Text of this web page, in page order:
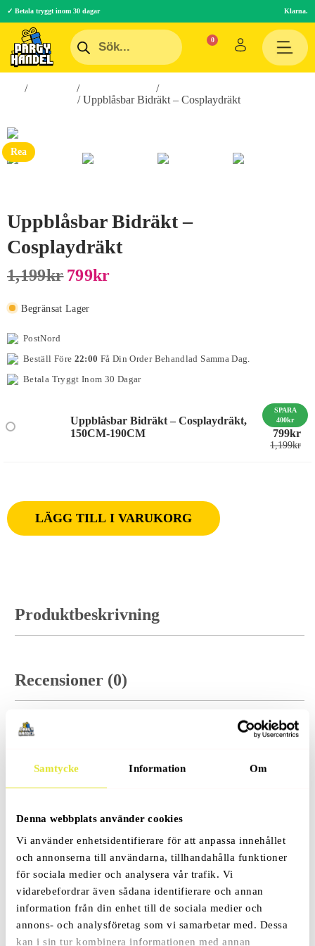
Samtycke Information Om
Denna webbplats använder cookies
Vi använder enhetsidentifierare för att anpassa innehållet
och annonserna till användarna, tillhandahålla funktioner
för sociala medier och analysera vår trafik. Vi
vidarebefordrar även sådana identifierare och annan
information från din enhet till de sociala medier och
annons- och analysföretag som vi samarbetar med. Dessa
kan i sin tur kombinera informationen med annan
✓ Betala tryggt inom 30 dagar Klarna.
/ / /
/ Uppblåsbar Bidräkt – Cosplaydräkt
Rea
Uppblåsbar Bidräkt –
Cosplaydräkt
1,199Kr 799Kr
Begränsat Lager
PostNord
Beställ Före 22:00 Få Din Order Behandlad Samma Dag.
Betala Tryggt Inom 30 Dagar
Uppblåsbar Bidräkt – Cosplaydräkt,
150CM-190CM
1,199kr
799Kr
SPARA
400kr
LÄGG TILL I VARUKORG
Produktbeskrivning
Recensioner (0)
Relaterade Produkter
Kanin Mask Masquerade Deluxe